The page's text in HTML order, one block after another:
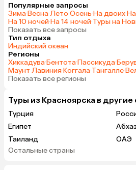
Популярные запросы
Зима·Весна·Лето·Осень·На двоих·
На 10 ночей·На 14 ночей·Туры на
Показать все запросы
Тип отдыха
Индийский океан
Регионы
Хиккадува·Бентота·Пассикуда·
Маунт Лавиния·Коггала·Тангалле·
Показать все регионы
Туры из Красноярска в другие
Турция
Египет
Таиланд
ОАЭ
Вьетнам
Остальные страны